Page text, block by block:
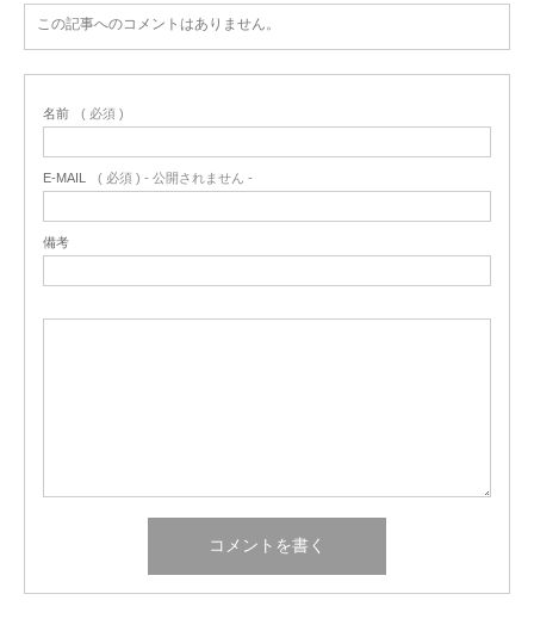
この記事へのコメントはありません。
名前 ( 必須 )
E-MAIL ( 必須 ) - 公開されません -
備考